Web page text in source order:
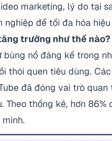
marketing, lý do tại
nghiệp để tối đa hóa hiệu
trưởng như thế nào?
nổ đáng kể trong
thói quen tiêu dùng.
đã đóng vai trò
Theo thống kê, hơn 86%